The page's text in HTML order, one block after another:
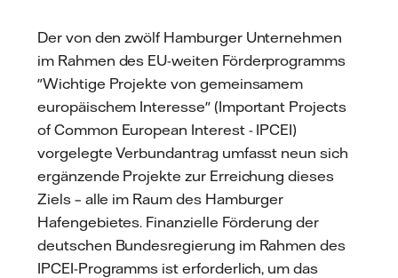
Der von den zwölf Hamburger Unternehmen
im Rahmen des EU-weiten Förderprogramms
"Wichtige Projekte von gemeinsamem
europäischem Interesse" (Important Projects
of Common European Interest - IPCEI)
vorgelegte Verbundantrag umfasst neun sich
ergänzende Projekte zur Erreichung dieses
Ziels – alle im Raum des Hamburger
Hafengebietes. Finanzielle Förderung der
deutschen Bundesregierung im Rahmen des
IPCEI-Programms ist erforderlich, um das